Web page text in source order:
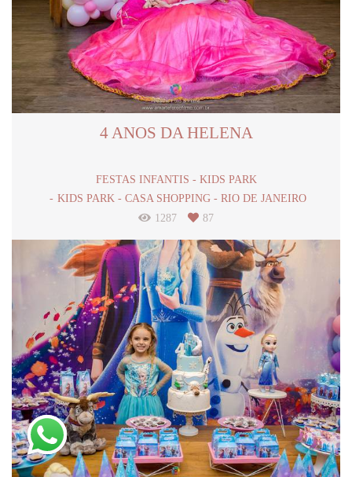
4 ANOS DA HELENA
FESTAS INFANTIS - KIDS PARK
KIDS PARK - CASA SHOPPING - RIO DE JANEIRO
1287
87